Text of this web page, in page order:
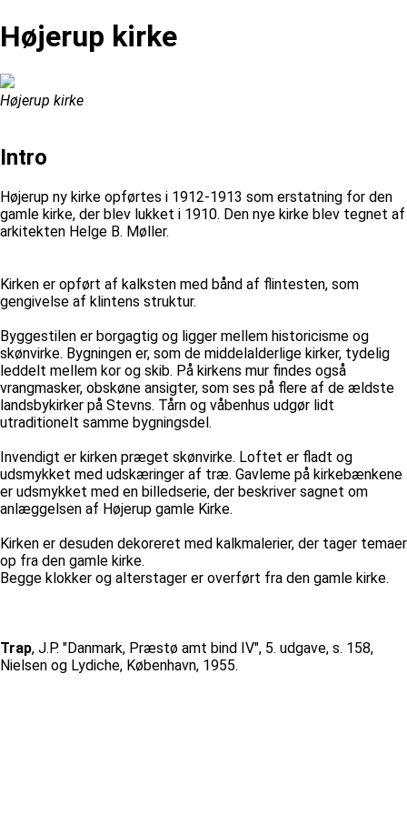
Højerup kirke
Højerup kirke
Intro
Højerup ny kirke opførtes i 1912-1913 som erstatning for den
gamle kirke, der blev lukket i 1910. Den nye kirke blev tegnet af
arkitekten Helge B. Møller.
Kirken er opført af kalksten med bånd af flintesten, som
gengivelse af klintens struktur.
Byggestilen er borgagtig og ligger mellem historicisme og
skønvirke. Bygningen er, som de middelalderlige kirker, tydelig
leddelt mellem kor og skib. På kirkens mur findes også
vrangmasker, obskøne ansigter, som ses på flere af de ældste
landsbykirker på Stevns. Tårn og våbenhus udgør lidt
utraditionelt samme bygningsdel.
Invendigt er kirken præget skønvirke. Loftet er fladt og
udsmykket med udskæringer af træ. Gavleme på kirkebænkene
er udsmykket med en billedserie, der beskriver sagnet om
anlæggelsen af Højerup gamle Kirke.
Kirken er desuden dekoreret med kalkmalerier, der tager temaer
op fra den gamle kirke.
Begge klokker og alterstager er overført fra den gamle kirke.
Trap, J.P. "Danmark, Præstø amt bind IV", 5. udgave, s. 158,
Nielsen og Lydiche, København, 1955.